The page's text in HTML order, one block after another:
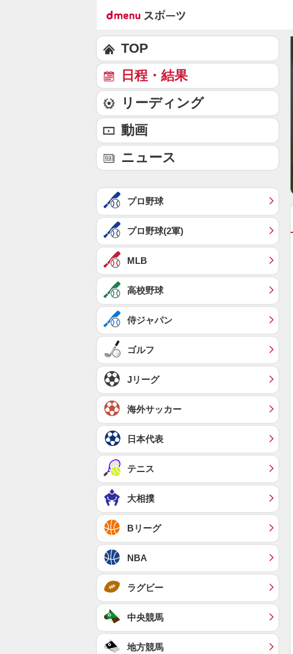
TOP
日程・結果
リーディング
動画
ニュース
プロ野球
プロ野球(2軍)
MLB
高校野球
侍ジャパン
ゴルフ
Jリーグ
海外サッカー
日本代表
テニス
大相撲
Bリーグ
NBA
ラグビー
中央競馬
地方競馬